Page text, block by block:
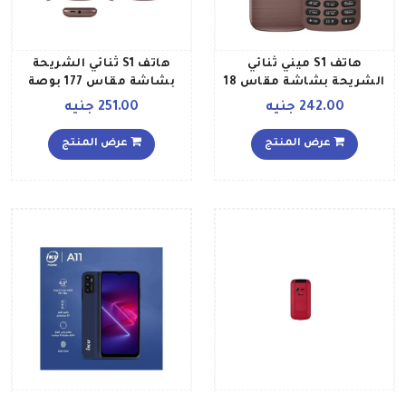
هاتف S1 ميني ثنائي
الشريحة بشاشة مقاس 18
ويدعم تقنية 2G GSM، لون
242.00 جنيه
عرض المنتج
هاتف S1 ثنائي الشريحة
بشاشة مقاس 177 بوصة
وذاكرة رام سعة 32 ميجابايت
تقنية 2G GSM، لون بني
251.00 جنيه
عرض المنتج